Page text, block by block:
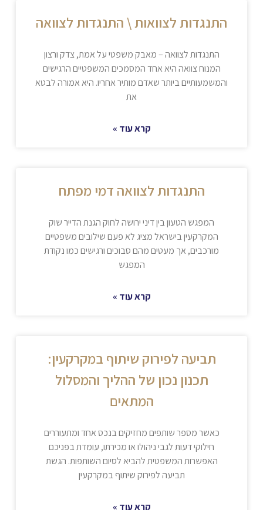
התנגדות לצוואות \ התנגדות לצוואה
התנגדות לצוואה – מאבק משפטי על אמת, צדק ורצון
המנוח צוואה היא אחד המסמכים המשפטיים הרגישים
והמשמעותיים ביותר שאדם מותיר אחריו. היא אמורה לבטא
את
קרא עוד »
התנגדות לצוואה דמי מפתח
המפגש הטעון בין דיני ירושה לחוק הגנת הדייר שוק
המקרקעין בישראל מציג לא פעם שילובים משפטיים
מורכבים, אך מעטים מהם סבוכים ורגישים כמו נקודת
המפגש
קרא עוד »
תביעה לפירוק שיתוף במקרקעין:
תכנון נכון של ההליך והמסלול
המתאים
כאשר מספר שותפים מחזיקים בנכס אחד ומתעוררים
חילוקי דעות לגבי ניהולו או מכירתו, עומדת בפניכם
האפשרות המשפטית להביא לסיום השותפות. הגשת
תביעה לפירוק שיתוף במקרקעין
קרא עוד »